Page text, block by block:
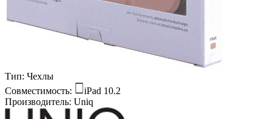
Тип: Чехлы
Совместимость:
iPad 10.2
Производитель: Uniq